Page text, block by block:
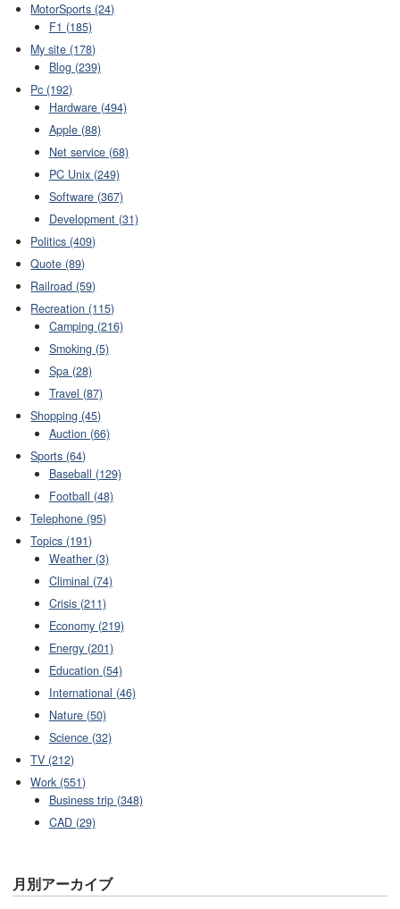
MotorSports (24)
F1 (185)
My site (178)
Blog (239)
Pc (192)
Hardware (494)
Apple (88)
Net service (68)
PC Unix (249)
Software (367)
Development (31)
Politics (409)
Quote (89)
Railroad (59)
Recreation (115)
Camping (216)
Smoking (5)
Spa (28)
Travel (87)
Shopping (45)
Auction (66)
Sports (64)
Baseball (129)
Football (48)
Telephone (95)
Topics (191)
Weather (3)
Climinal (74)
Crisis (211)
Economy (219)
Energy (201)
Education (54)
International (46)
Nature (50)
Science (32)
TV (212)
Work (551)
Business trip (348)
CAD (29)
月別アーカイブ